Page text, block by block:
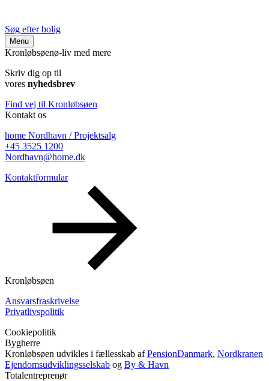
Søg efter bolig
Menu
Kronløbsøenø-liv med mere
Skriv dig op til
vores nyhedsbrev
Find vej til Kronløbsøen
Kontakt os
home Nordhavn / Projektsalg
+45 3525 1200
Nordhavn@home.dk
Kontaktformular
Kronløbsøen
Ansvarsfraskrivelse
Privatlivspolitik
Cookiepolitik
Bygherre
Kronløbsøen udvikles i fællesskab afPensionDanmark, Nordkranen
Ejendomsudviklingsselskab og By & Havn
Totalentreprenør